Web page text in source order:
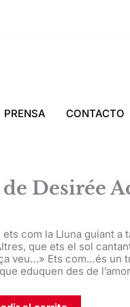
PRENSA CONTACTO
Desirée
com la Lluna guiant a
que ets el sol
veu…» Ets com…és un
eduquen des de